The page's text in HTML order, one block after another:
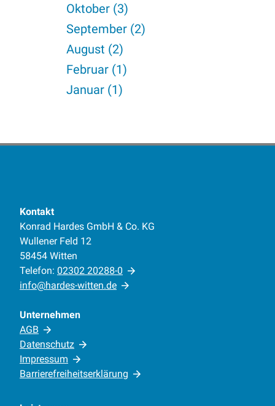
Oktober (3)
September (2)
August (2)
Februar (1)
Januar (1)
Kontakt
Konrad Hardes GmbH & Co. KG
Wullener Feld 12
58454 Witten
Telefon: 02302 20288-0
info@hardes-witten.de
Unternehmen
AGB
Datenschutz
Impressum
Barrierefreiheitserklärung